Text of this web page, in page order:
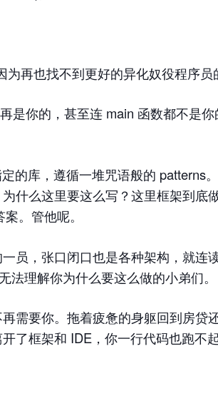
再也找不到更好的异化奴役程序员
是你的，甚至连 main 函数都不是
的库，遵循一堆咒语般的 patterns
什么这里要这么写？这里框架到底
。管他呢。
员，张口闭口也是各种架构，就连
理解你为什么要这么做的小弟们。
需要你。拖着疲惫的身躯回到房贷
了框架和 IDE，你一行代码也跑不起